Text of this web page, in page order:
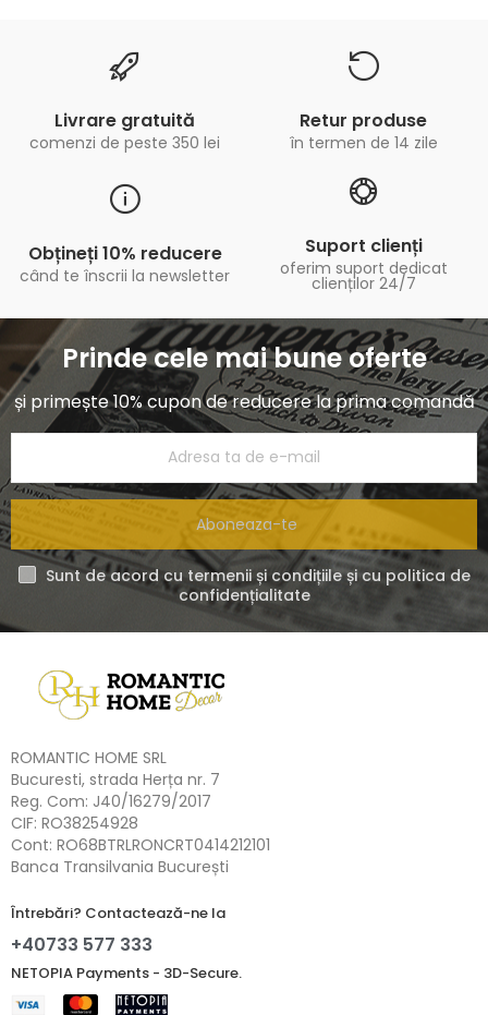
Livrare gratuită
comenzi de peste 350 lei
Retur produse
în termen de 14 zile
Obțineți 10% reducere
când te înscrii la newsletter
Suport clienți
oferim suport dedicat
clienților 24/7
Prinde cele mai bune oferte
și primește 10% cupon de reducere la prima comandă
Aboneaza-te
Sunt de acord cu termenii și condițiile și cu politica de
confidențialitate
ROMANTIC HOME SRL
Bucuresti, strada Herța nr. 7
Reg. Com: J40/16279/2017
CIF: RO38254928
Cont: RO68BTRLRONCRT0414212101
Banca Transilvania București
Întrebări? Contactează-ne la
+40733 577 333
NETOPIA Payments - 3D-Secure.